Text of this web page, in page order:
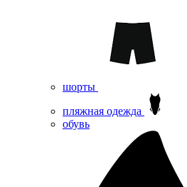
шорты
пляжная одежда
oбувь